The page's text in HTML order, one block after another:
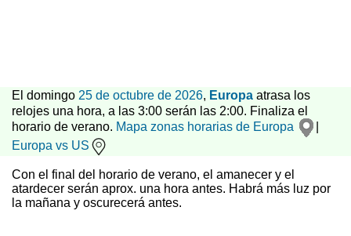
El domingo 25 de octubre de 2026, Europa atrasa los
relojes una hora, a las 3:00 serán las 2:00. Finaliza el
horario de verano. Mapa zonas horarias de Europa
Europa vs US
Con el final del horario de verano, el amanecer y el
atardecer serán aprox. una hora antes. Habrá más luz por
la mañana y oscurecerá antes.